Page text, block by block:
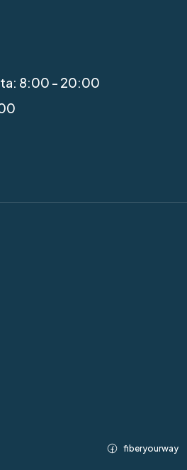
8:00 - 20:00
fiberyourway